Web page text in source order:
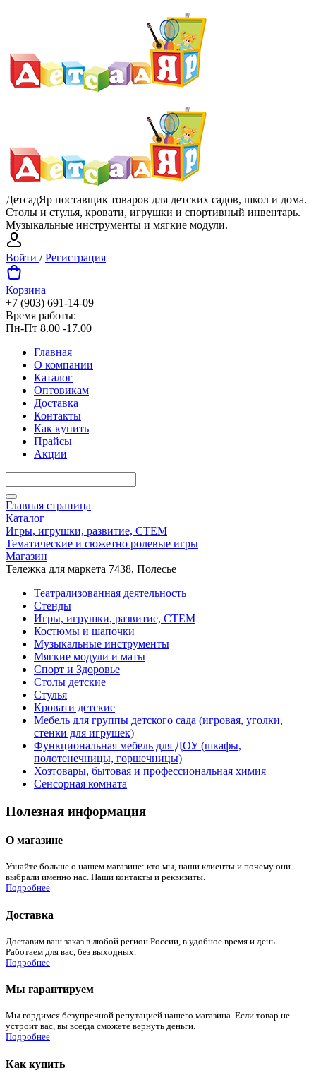
ДетсадЯр поставщик товаров для детских садов, школ и дома.
Столы и стулья, кровати, игрушки и спортивный инвентарь.
Музыкальные инструменты и мягкие модули.
Войти /Регистрация
Корзина
+7 (903) 691-14-09
Время работы:
Пн-Пт 8.00 -17.00
Главная
О компании
Каталог
Оптовикам
Доставка
Контакты
Как купить
Прайсы
Акции
Главная страница
Каталог
Игры, игрушки, развитие, СТЕМ
Тематические и сюжетно ролевые игры
Магазин
Тележка для маркета 7438, Полесье
Театрализованная деятельность
Стенды
Игры, игрушки, развитие, СТЕМ
Костюмы и шапочки
Музыкальные инструменты
Мягкие модули и маты
Спорт и Здоровье
Столы детские
Стулья
Кровати детские
Мебель для группы детского сада (игровая, уголки,
стенки для игрушек)
Функциональная мебель для ДОУ (шкафы,
полотенечницы, горшечницы)
Хозтовары, бытовая и профессиональная химия
Сенсорная комната
Полезная информация
О магазине
Узнайте больше о нашем магазине: кто мы, наши клиенты и почему они
выбрали именно нас. Наши контакты и реквизиты.
Подробнее
Доставка
Доставим ваш заказ в любой регион России, в удобное время и день.
Работаем для вас, без выходных.
Подробнее
Мы гарантируем
Мы гордимся безупречной репутацией нашего магазина. Если товар не
устроит вас, вы всегда сможете вернуть деньги.
Подробнее
Как купить